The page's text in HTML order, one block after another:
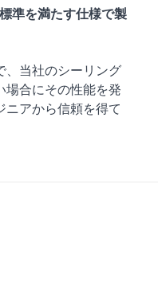
準を満たす仕様で製
、当社のシーリング
場合にその性能を発
ニアから信頼を得て